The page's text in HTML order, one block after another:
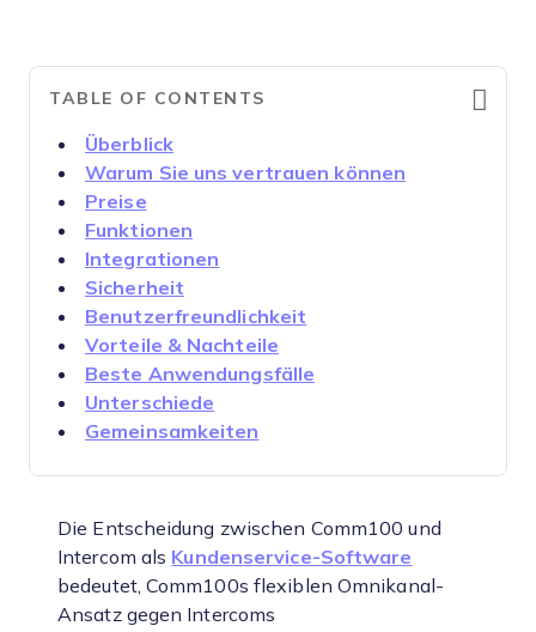
TABLE OF CONTENTS
Überblick
Warum Sie uns vertrauen können
Preise
Funktionen
Integrationen
Sicherheit
Benutzerfreundlichkeit
Vorteile & Nachteile
Beste Anwendungsfälle
Unterschiede
Gemeinsamkeiten
Die Entscheidung zwischen Comm100 und
Intercom als Kundenservice-Software
bedeutet, Comm100s flexiblen Omnikanal-
Ansatz gegen Intercoms